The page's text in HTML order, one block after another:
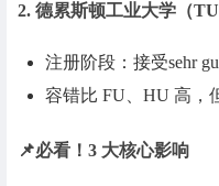
2. 德累斯顿工业大学（TU
注册阶段：接受sehr
容错比 FU、HU 高，
📌必看！3 大核心影响